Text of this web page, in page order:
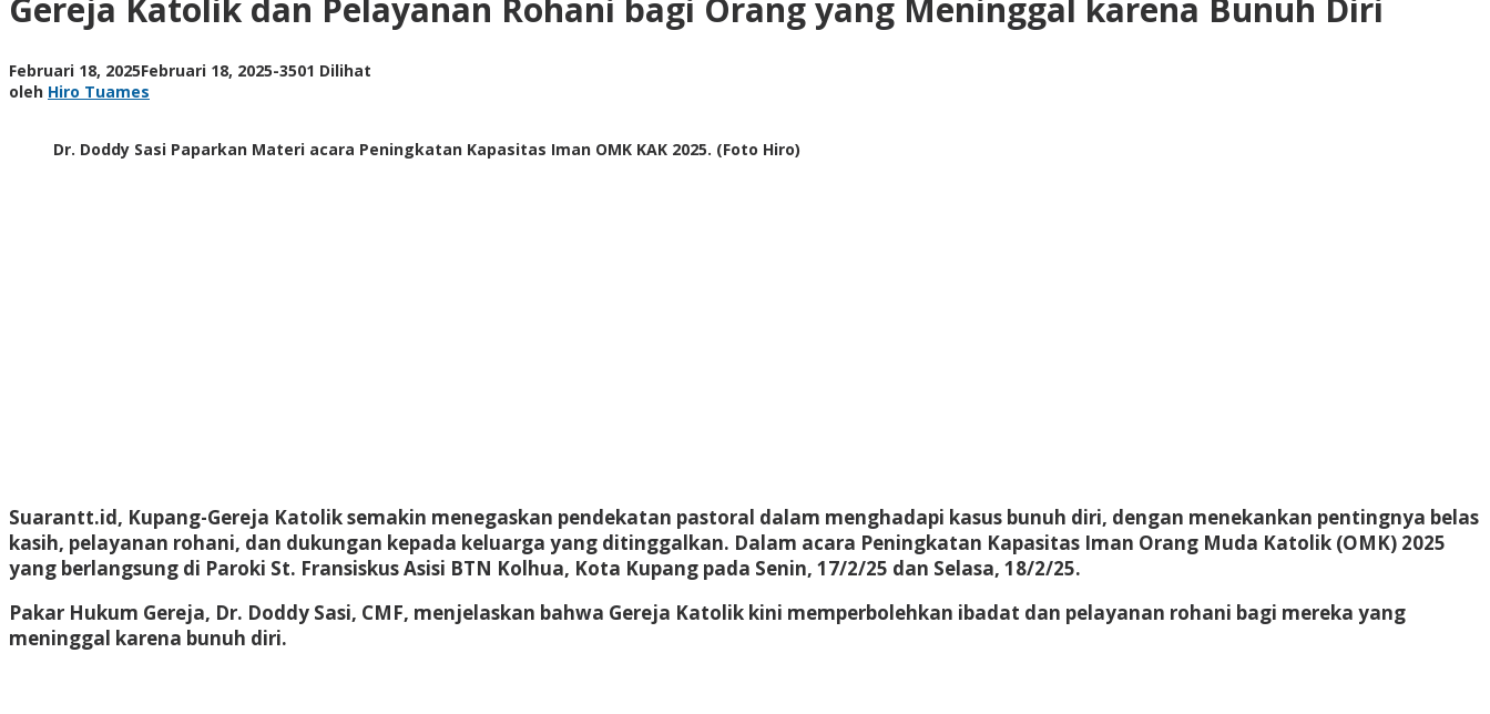
Rohani
yang
Diri
Gereja Katolik dan Pelayanan Rohani bagi Orang yang Meninggal karena Bunuh Diri
Februari 18, 2025Februari 18, 2025oleh
-3501 Dilihat
oleh Hiro Tuames
Dr. Doddy Sasi Paparkan Materi acara Peningkatan Kapasitas Iman OMK KAK 2025. (Foto Hiro)
Suarantt.id, Kupang-Gereja Katolik semakin menegaskan pendekatan pastoral dalam menghadapi kasus bunuh diri, dengan menekankan pentingnya belas
kasih, pelayanan rohani, dan dukungan kepada keluarga yang ditinggalkan. Dalam acara Peningkatan Kapasitas Iman Orang Muda Katolik (OMK) 2025
yang berlangsung di Paroki St. Fransiskus Asisi BTN Kolhua, Kota Kupang pada Senin, 17/2/25 dan Selasa, 18/2/25.
Pakar Hukum Gereja, Dr. Doddy Sasi, CMF, menjelaskan bahwa Gereja Katolik kini memperbolehkan ibadat dan pelayanan rohani bagi mereka yang
meninggal karena bunuh diri.